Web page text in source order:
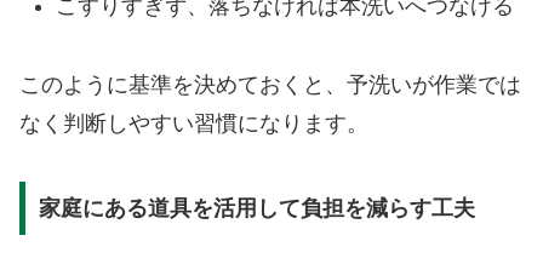
こすりすぎず、落ちなければ本洗いへつなげる
このように基準を決めておくと、予洗いが作業では
なく判断しやすい習慣になります。
家庭にある道具を活用して負担を減らす工夫